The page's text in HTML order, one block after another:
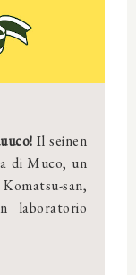
Il seinen
di Muco, un
san,
laboratorio